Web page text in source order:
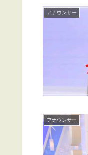
アナウンサー
アナウンサー